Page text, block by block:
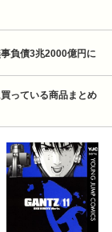
負債3兆2000億円に
っている商品まとめ